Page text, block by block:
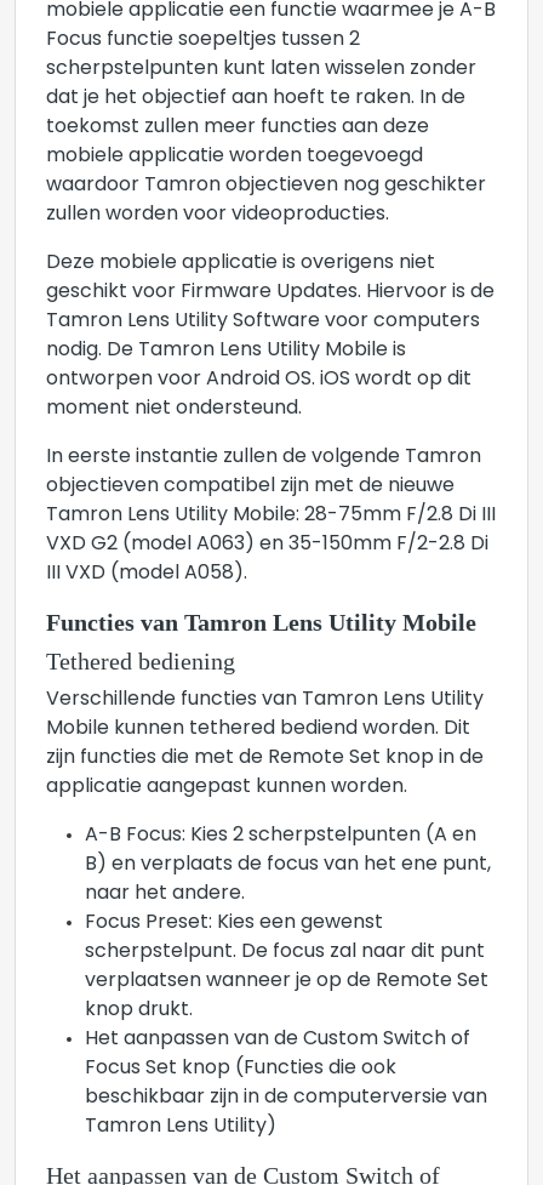
mobiele applicatie een functie waarmee je A-B
Focus functie soepeltjes tussen 2
scherpstelpunten kunt laten wisselen zonder
dat je het objectief aan hoeft te raken. In de
toekomst zullen meer functies aan deze
mobiele applicatie worden toegevoegd
waardoor Tamron objectieven nog geschikter
zullen worden voor videoproducties.
Deze mobiele applicatie is overigens niet
geschikt voor Firmware Updates. Hiervoor is de
Tamron Lens Utility Software voor computers
nodig. De Tamron Lens Utility Mobile is
ontworpen voor Android OS. iOS wordt op dit
moment niet ondersteund.
In eerste instantie zullen de volgende Tamron
objectieven compatibel zijn met de nieuwe
Tamron Lens Utility Mobile: 28-75mm F/2.8 Di III
VXD G2 (model A063) en 35-150mm F/2-2.8 Di
III VXD (model A058).
Functies van Tamron Lens Utility Mobile
Tethered bediening
Verschillende functies van Tamron Lens Utility
Mobile kunnen tethered bediend worden. Dit
zijn functies die met de Remote Set knop in de
applicatie aangepast kunnen worden.
A-B Focus: Kies 2 scherpstelpunten (A en
B) en verplaats de focus van het ene punt,
naar het andere.
Focus Preset: Kies een gewenst
scherpstelpunt. De focus zal naar dit punt
verplaatsen wanneer je op de Remote Set
knop drukt.
Het aanpassen van de Custom Switch of
Focus Set knop (Functies die ook
beschikbaar zijn in de computerversie van
Tamron Lens Utility)
Het aanpassen van de Custom Switch of